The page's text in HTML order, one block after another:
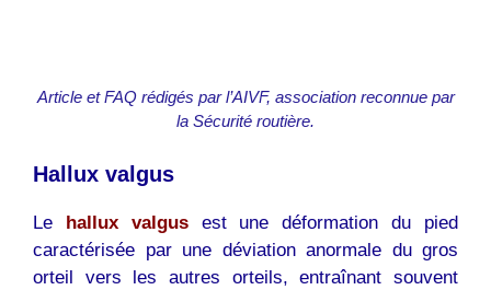
Article et FAQ rédigés par l’AIVF, association reconnue par
la Sécurité routière.
Hallux valgus
Le hallux valgus
est une déformation du pied
caractérisée par une déviation anormale du gros
orteil vers les autres orteils, entraînant souvent